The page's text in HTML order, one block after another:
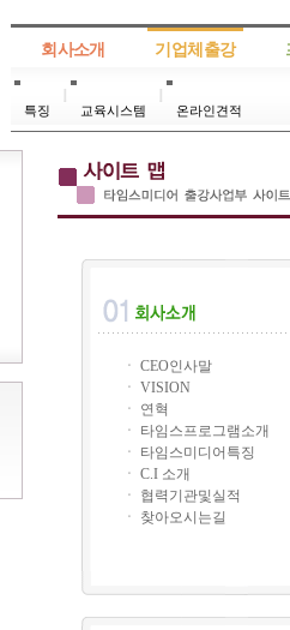
회사소개 기업체출강
특징 교육시스템 온라인견적
ㆍ CEO인사말
ㆍ VISION
ㆍ 연혁
ㆍ 타임스프로그램소개
ㆍ 타임스미디어특징
ㆍ C.I 소개
ㆍ 협력기관및실적
ㆍ 찾아오시는길